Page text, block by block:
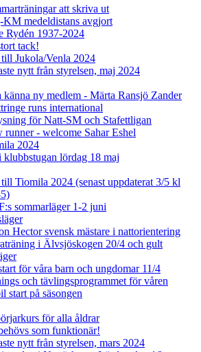
att skriva ut
KM medeldistans avgjort
Rydén 1937-2024
tack!
Jukola/Venla 2024
nytt från styrelsen, maj 2024
känna ny medlem - Märta Ransjö Zander
runs international
för Natt-SM och Stafettligan
runner - welcome Sahar Eshel
2024
klubbstugan lördag 18 maj
Tiomila 2024 (senast uppdaterat 3/5 kl
sommarläger 1-2 juni
Hector svensk mästare i nattorientering
i Älvsjöskogen 20/4 och gult
för våra barn och ungdomar 11/4
och tävlingsprogrammet för våren
start på säsongen
för alla åldrar
som funktionär!
nytt från styrelsen, mars 2024